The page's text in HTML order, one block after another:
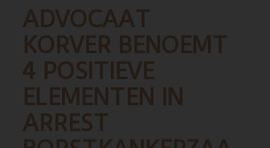
ADVOCAAT
KORVER BENOEMT
4 POSITIEVE
ELEMENTEN IN
ARREST